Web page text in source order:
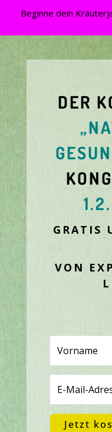
Beginne dein
DER
GRATIS
VON
Jetzt